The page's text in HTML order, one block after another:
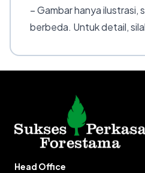
– Gambar hanya ilustrasi,
berbeda. Untuk detail,
Head Office